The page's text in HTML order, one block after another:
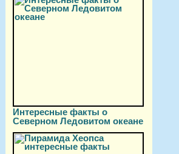
Интересные факты о
Северном Ледовитом океане